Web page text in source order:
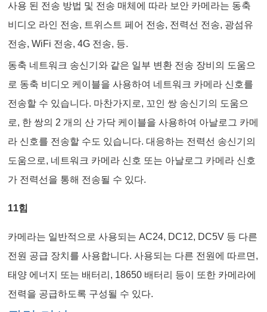
사용 된 전송 방법 및 전송 매체에 따라 보안 카메라는 동축
비디오 라인 전송, 트위스트 페어 전송, 전력선 전송, 광섬유
전송, WiFi 전송, 4G 전송, 등.
동축 네트워크 송신기와 같은 일부 변환 전송 장비의 도움으
로 동축 비디오 케이블을 사용하여 네트워크 카메라 신호를
전송할 수 있습니다. 마찬가지로, 꼬인 쌍 송신기의 도움으
로, 한 쌍의 2 개의 산 가닥 케이블을 사용하여 아날로그 카메
라 신호를 전송할 수도 있습니다. 대응하는 전력선 송신기의
도움으로, 네트워크 카메라 신호 또는 아날로그 카메라 신호
가 전력선을 통해 전송될 수 있다.
11힘
카메라는 일반적으로 사용되는 AC24, DC12, DC5V 등 다른
전원 공급 장치를 사용합니다. 사용되는 다른 전원에 따르면,
태양 에너지 또는 배터리, 18650 배터리 등이 또한 카메라에
전력을 공급하도록 구성될 수 있다.